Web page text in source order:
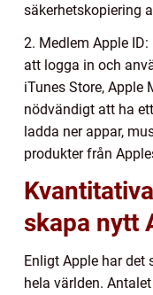
säkerhetskopiering
2. Medlem Apple
att logga in och
iTunes Store, Apple
nödvändigt att ha
ladda ner appar,
produkter från
skapa nytt
Enligt Apple har det
hela världen.